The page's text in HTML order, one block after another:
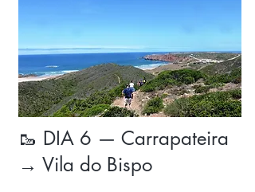
🥾 DIA 6 — Carrapateira
→ Vila do Bispo